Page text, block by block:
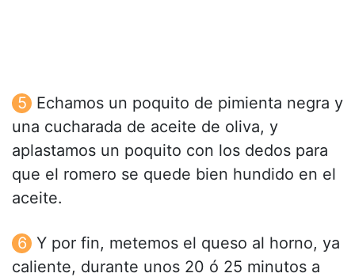
Echamos un poquito de pimienta negra y
una cucharada de aceite de oliva, y
aplastamos un poquito con los dedos para
que el romero se quede bien hundido en el
aceite.
Y por fin, metemos el queso al horno, ya
caliente, durante unos 20 ó 25 minutos a